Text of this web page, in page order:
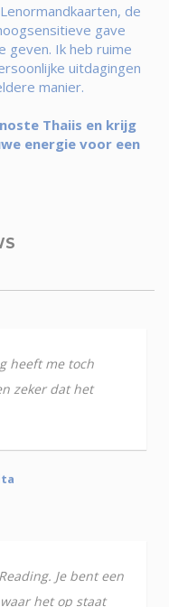
de
gave
geven. Ik heb ruime
uitdagingen
manier.
Thaiis en krijg
energie voor een
heeft me toch
zeker dat het
Je bent een
het op staat